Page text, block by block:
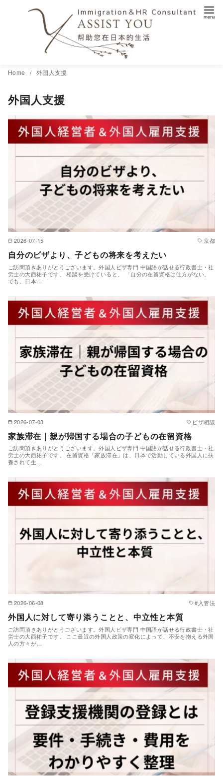
Home 外国人支援
外国人支援
2026-07-15 京都
自分のビザより、子どもの将来を考えたい
ご訪問頂きありがとうございます。外国人ビザ専門 中国語が話せる行政書士・社
労士の大西祐子です。 相談を受けていると、 「自分の在留資格は仕方がない。
でも、日本…
2026-07-03 ビザ相談
家族滞在｜親が帰国する場合の子どもの在留資格
ご訪問頂きありがとうございます。外国人ビザ専門 中国語が話せる行政書士・社
労士の大西祐子です。 在留資格「家族滞在」は、日本で活動している外国人に扶
養されて生…
2026-06-08 #入管法
外国人に対して寄り添うことと、中立性と本質
ご訪問頂きありがとうございます。外国人ビザ専門 中国語が話せる行政書士・社
労士の大西祐子です。 ここ最近の外国人政策の変化によって、不安を抱える外国
人の方々が…